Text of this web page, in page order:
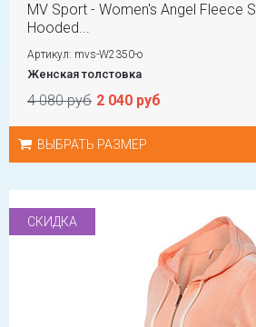
MV Sport - Women's Angel Fleece
Hooded...
Артикул: mvs-W2350-o
Женская толстовка
4 080 руб 2 040 руб
ВЫБРАТЬ РАЗМЕР
СКИДКА